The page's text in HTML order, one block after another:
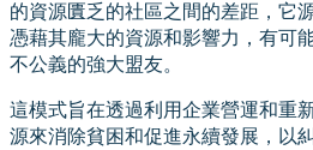
的資源匱乏的社區之間的差距，它
憑藉其龐大的資源和影響力，有可
不公義的強大盟友。
這模式旨在透過利用企業營運和重
源來消除貧困和促進永續發展，以